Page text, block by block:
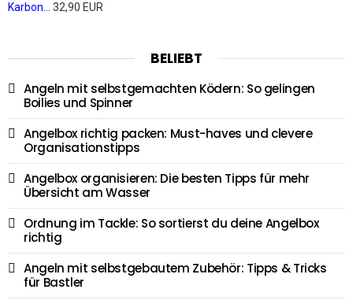
Karbon... 32,90 EUR
BELIEBT
Angeln mit selbstgemachten Ködern: So gelingen
Boilies und Spinner
Angelbox richtig packen: Must-haves und clevere
Organisationstipps
Angelbox organisieren: Die besten Tipps für mehr
Übersicht am Wasser
Ordnung im Tackle: So sortierst du deine Angelbox
richtig
Angeln mit selbstgebautem Zubehör: Tipps & Tricks
für Bastler